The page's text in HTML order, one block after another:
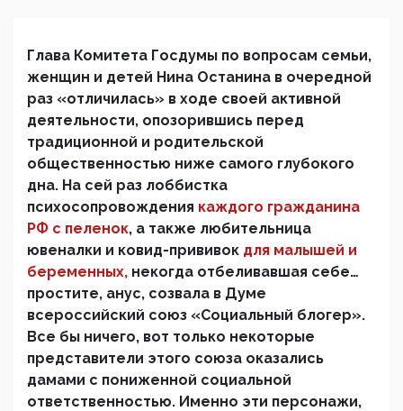
Глава Комитета Госдумы по вопросам семьи,
женщин и детей Нина Останина в очередной
раз «отличилась» в ходе своей активной
деятельности, опозорившись перед
традиционной и родительской
общественностью ниже самого глубокого
дна. На сей раз лоббистка
психосопровождения каждого гражданина
РФ с пеленок, а также любительница
ювеналки и ковид-прививок для малышей и
беременных, некогда отбеливавшая себе…
простите, анус, созвала в Думе
всероссийский союз «Социальный блогер».
Все бы ничего, вот только некоторые
представители этого союза оказались
дамами с пониженной социальной
ответственностью. Именно эти персонажи,